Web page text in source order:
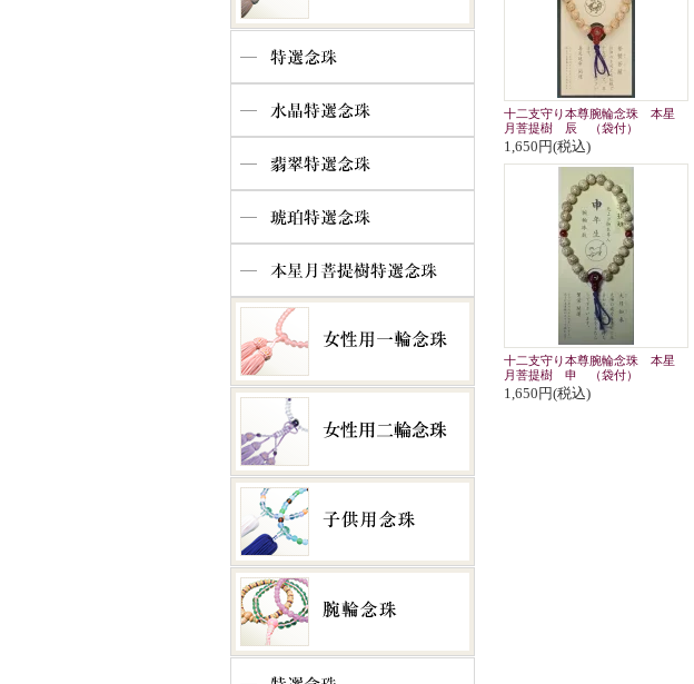
十二支守り本尊腕輪念珠 本星
月菩提樹 辰 （袋付）
1,650円(税込)
十二支守り本尊腕輪念珠 本星
月菩提樹 申 （袋付）
1,650円(税込)